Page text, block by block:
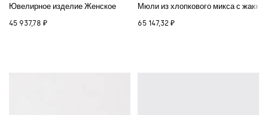
Ювелирное изделие Женское
45 937,78 ₽
Мюли из хлопкового микса с
65 147,32 ₽